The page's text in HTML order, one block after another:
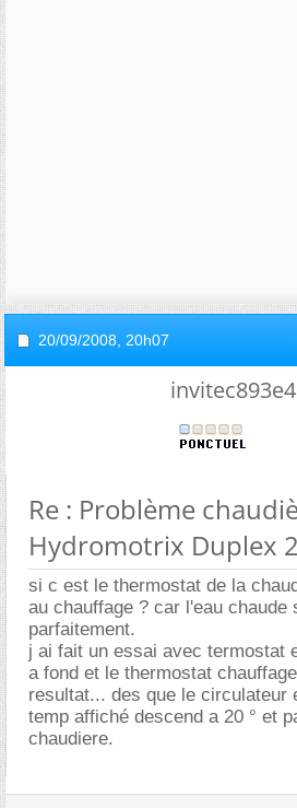
20/09/2008, 20h07
Re : Problème
Hydromotrix Duplex
si c est le thermostat de la
au chauffage ? car l'eau chaude
parfaitement.
j ai fait un essai avec termostat
a fond et le thermostat
resultat... des que le circulateur
temp affiché descend a 20 ° et
chaudiere.